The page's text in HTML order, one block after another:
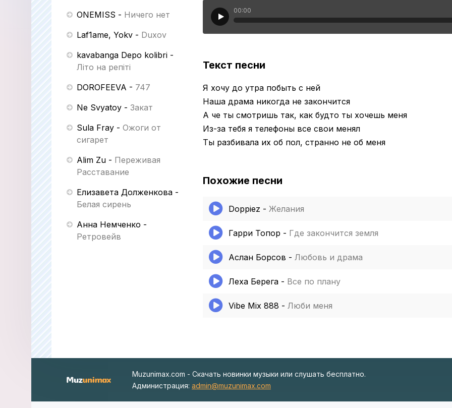
ONEMISS - Ничего нет
Laf1ame, Yokv - Duxov
kavabanga Depo kolibri -
Літо на репіті
DOROFEEVA - 747
Ne Svyatoy - Закат
Sula Fray - Ожоги от
сигарет
Alim Zu - Переживая
Расставание
Елизавета Долженкова -
Белая сирень
Анна Немченко -
Ретровейв
00:00
Текст песни
Я хочу до утра побыть с ней
Наша драма никогда не закончится
А че ты смотришь так, как будто ты хочешь меня
Из-за тебя я телефоны все свои менял
Ты разбивала их об пол, странно не об меня
Похожие песни
Doppiez - Желания
Гарри Топор - Где закончится земля
Аслан Борсов - Любовь и драма
Леха Берега - Все по плану
Vibe Mix 888 - Люби меня
Muzunimax.com - Скачать новинки музыки или слушать бесплатно.
Администрация: admin@muzunimax.com